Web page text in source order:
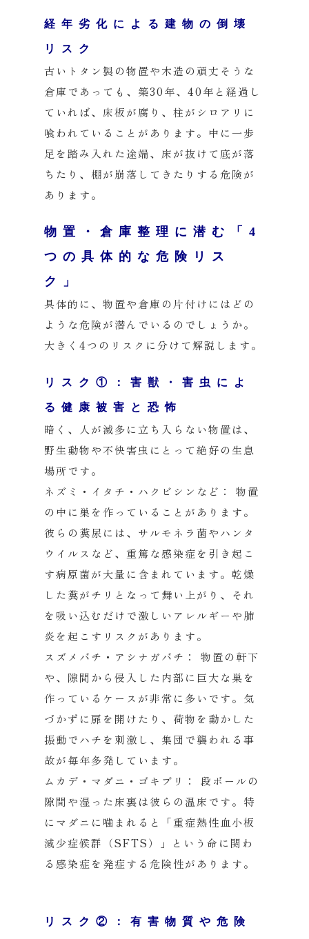
経年劣化による建物の倒壊
リスク
古いトタン製の物置や木造の頑丈そうな
倉庫であっても、築30年、40年と経過し
ていれば、床板が腐り、柱がシロアリに
喰われていることがあります。中に一歩
足を踏み入れた途端、床が抜けて底が落
ちたり、棚が崩落してきたりする危険が
あります。
物置・倉庫整理に潜む「4
つの具体的な危険リス
ク」
具体的に、物置や倉庫の片付けにはどの
ような危険が潜んでいるのでしょうか。
大きく4つのリスクに分けて解説します。
リスク①：害獣・害虫によ
る健康被害と恐怖
暗く、人が滅多に立ち入らない物置は、
野生動物や不快害虫にとって絶好の生息
場所です。
ネズミ・イタチ・ハクビシンなど：
物置
の中に巣を作っていることがあります。
彼らの糞尿には、サルモネラ菌やハンタ
ウイルスなど、重篤な感染症を引き起こ
す病原菌が大量に含まれています。乾燥
した糞がチリとなって舞い上がり、それ
を吸い込むだけで激しいアレルギーや肺
炎を起こすリスクがあります。
スズメバチ・アシナガバチ：
物置の軒下
や、隙間から侵入した内部に巨大な巣を
作っているケースが非常に多いです。気
づかずに扉を開けたり、荷物を動かした
振動でハチを刺激し、集団で襲われる事
故が毎年多発しています。
ムカデ・マダニ・ゴキブリ：
段ボールの
隙間や湿った床裏は彼らの温床です。特
にマダニに噛まれると「重症熱性血小板
減少症候群（SFTS）」という命に関わ
る感染症を発症する危険性があります。
リスク②：有害物質や危険